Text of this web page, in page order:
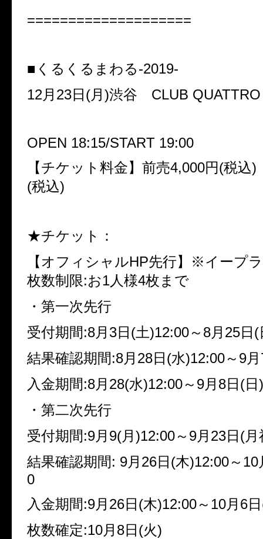
====================
■くるくるまわる-2019-
12月 23日 (月 )渋谷 CLUB QUATTRO
OPEN 18:15/START 19:00
【チケット料金】前売4,000円(税込)
(税込)
★チケット：
【オフィシャルHP先行】※イープ
枚数制限:お1人様4枚まで
・第一次先行
受付期間:8月 3日 (土)12:00～ 8月 25日 (
結果確認期間:8月 28日 (水)12:00～ 9月
入金期間:8月 28(水)12:00～ 9月 8日 (日
・第二次先行
受付期間:9月 9(月 )12:00～ 9月 23日 (
結果確認期間: 9月 26日 (木)12:00～ 10
0
入金期間:9月 26日 (木)12:00～ 10月 6日
枚数確定:10月 8日 (火)